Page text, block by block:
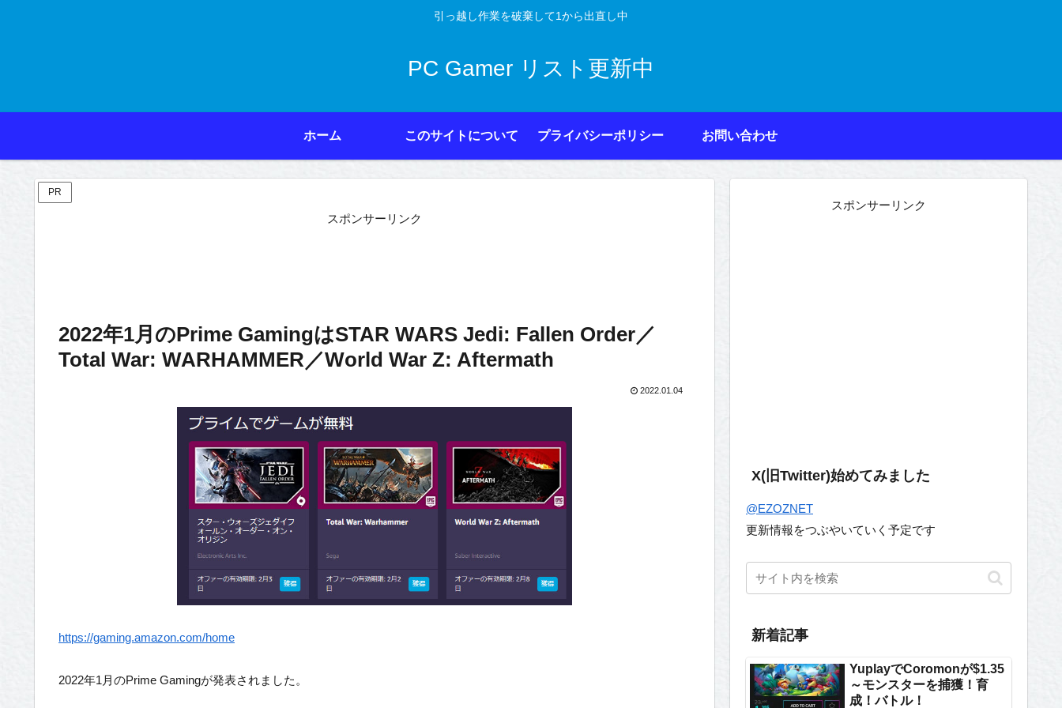
引っ越し作業を破棄して1から出直し中
PC Gamer リスト更新中
ホーム このサイトについて プライバシーポリシー お問い合わせ
PR
スポンサーリンク
2022年1月のPrime GamingはSTAR WARS Jedi: Fallen Order／
Total War: WARHAMMER／World War Z: Aftermath
2022.01.04
https://gaming.amazon.com/home
2022年1月のPrime Gamingが発表されました。
スポンサーリンク
X(旧Twitter)始めてみました
@EZOZNET
更新情報をつぶやいていく予定です
新着記事
YuplayでCoromonが$1.35
～モンスターを捕獲！育
成！バトル！